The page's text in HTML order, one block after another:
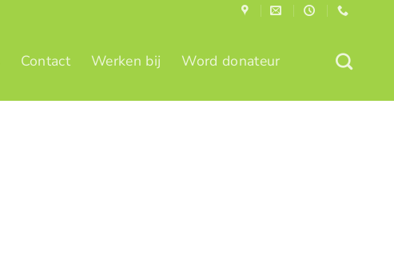
Contact Werken bij Word donateur